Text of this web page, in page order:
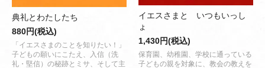
典礼とわたしたち
880円(税込)
「イエスさまのことを知りたい！」
子どもの願いにこたえ、入信（洗
礼・堅信）の秘跡とミサ、そして主
イエスさまと いつもいっし
ょ
1,430円(税込)
保育園、幼稚園、学校に通っている
子どもの親を対象に、教会の教えを